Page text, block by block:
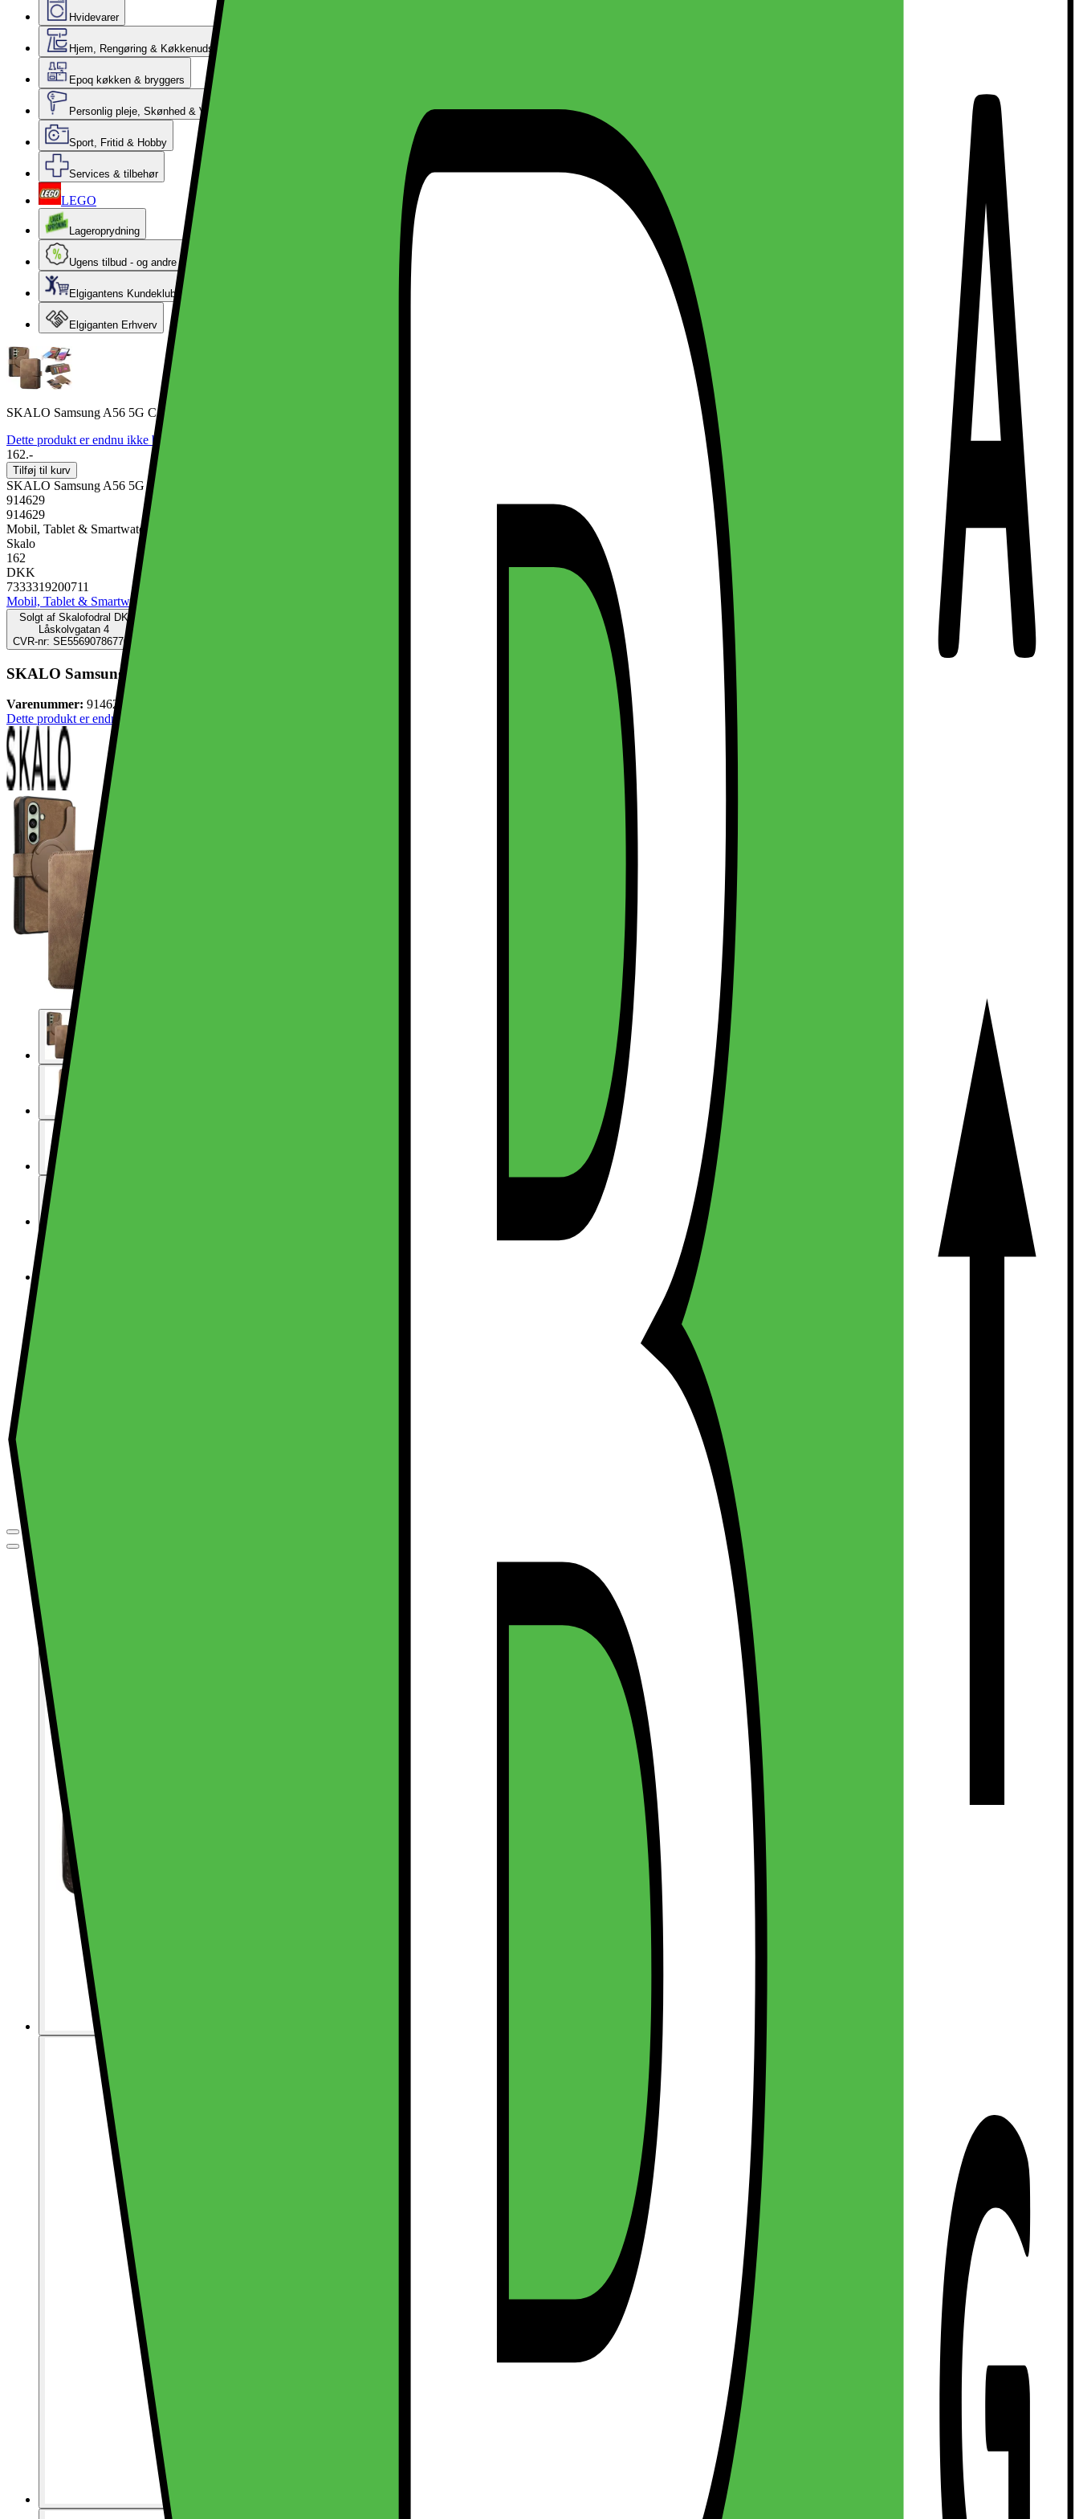
Hvidevarer
Hjem, Rengøring & Køkkenudstyr
Epoq køkken & bryggers
Personlig pleje, Skønhed & Velvære
Sport, Fritid & Hobby
Services & tilbehør
LEGO
Lageroprydning
Ugens tilbud - og andre gode priser
Elgigantens Kundeklub
Elgiganten Erhverv
SKALO Samsung A56 5G CASENEO MW-03 Flip Cover - Brun
Dette produkt er endnu ikke blevet bedømt.
162.-
Tilføj til kurv
SKALO Samsung A56 5G CASENEO MW-03 Flip Cover - Brun
914629
914629
Mobil, Tablet & Smartwatch, Mobiltilbehør, Mobilcovers
Skalo
162
DKK
7333319200711
Mobil, Tablet & Smartwatch
Solgt af Skalofodral DK
Låskolvgatan 4
CVR-nr: SE556907867701
SKALO Samsung A56 5G CASENEO MW-03 Flip Cover - Brun
Varenummer: 914629
Dette produkt er endnu ikke blevet bedømt.